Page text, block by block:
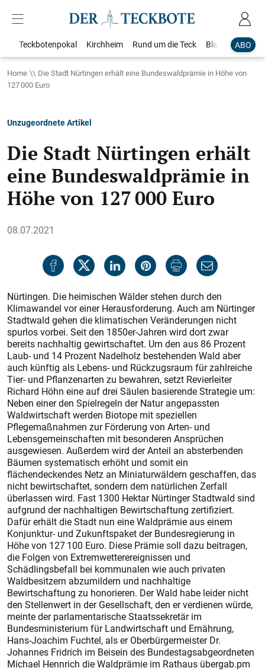
ABO
Teckbotenpokal Kirchheim Rund um die Teck Blaulicht
Home
Die Stadt Nürtingen erhält eine Bundeswaldprämie in Höhe von
127 000 Euro
Unzugeordnete Artikel
Die Stadt Nürtingen erhält
eine Bundeswaldprämie in
Höhe von 127 000 Euro
08.07.2021
Nürtingen. Die heimischen Wälder stehen durch den
Klimawandel vor einer Herausforderung. Auch am Nürtinger
Stadtwald gehen die klimatischen Veränderungen nicht
spurlos vorbei. Seit den 1850er-Jahren wird dort zwar
bereits nachhaltig gewirtschaftet. Um den aus 86 Prozent
Laub- und 14 Prozent Nadelholz bestehenden Wald aber
auch künftig als Lebens- und Rückzugsraum für zahlreiche
Tier- und Pflanzenarten zu bewahren, setzt Revierleiter
Richard Höhn eine auf drei Säulen basierende Strategie um:
Neben einer den Spielregeln der Natur angepassten
Waldwirtschaft werden Biotope mit speziellen
Pflegemaßnahmen zur Förderung von Arten- und
Lebensgemeinschaften mit besonderen Ansprüchen
ausgewiesen. Außerdem wird der Anteil an absterbenden
Bäumen systematisch erhöht und somit ein
flächendeckendes Netz an Miniaturwäldern geschaffen, das
nicht bewirtschaftet, sondern dem natürlichen Zerfall
überlassen wird. Fast 1300 Hektar Nürtinger Stadtwald sind
aufgrund der nachhaltigen Bewirtschaftung zertifiziert.
Dafür erhält die Stadt nun eine Waldprämie aus einem
Konjunktur- und Zukunftspaket der Bundesregierung in
Höhe von 127 100 Euro. Diese Prämie soll dazu beitragen,
die Folgen von Extremwetterereignissen und
Schädlingsbefall bei kommunalen wie auch privaten
Waldbesitzern abzumildern und nachhaltige
Bewirtschaftung zu honorieren. Der Wald habe leider nicht
den Stellenwert in der Gesellschaft, den er verdienen würde,
meinte der parlamentarische Staatssekretär im
Bundesministerium für Landwirtschaft und Ernährung,
Hans-Joachim Fuchtel, als er Oberbürgermeister Dr.
Johannes Fridrich im Beisein des Bundestagsabgeordneten
Michael Hennrich die Waldprämie im Rathaus übergab.pm